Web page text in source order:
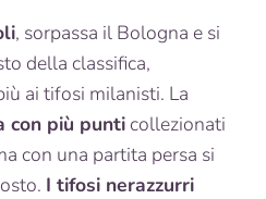
, sorpassa il Bologna e si
della classifica,
ai tifosi milanisti. La
con più punti collezionati
con una partita persa si
I tifosi nerazzurri